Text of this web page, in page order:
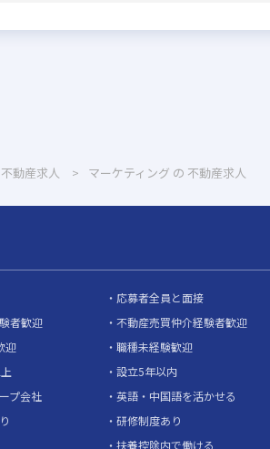
不動産求人 マーケティング の 不動産求人
応募者全員と面接
者歓迎 不動産売買仲介経験者歓迎
迎 職種未経験歓迎
設立5年以内
プ会社 英語・中国語を活かせる
研修制度あり
扶養控除内で働ける